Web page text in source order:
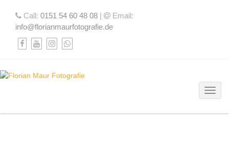
Call: 0151 54 60 48 08 |
Email:
info@florianmaurfotografie.de